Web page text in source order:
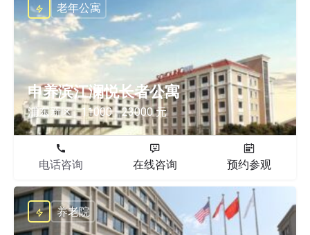
申养滨江澜悦长者公寓
浦东新区 11000 - 23000 元
老年公寓
电话咨询 在线咨询 预约参观
养老院